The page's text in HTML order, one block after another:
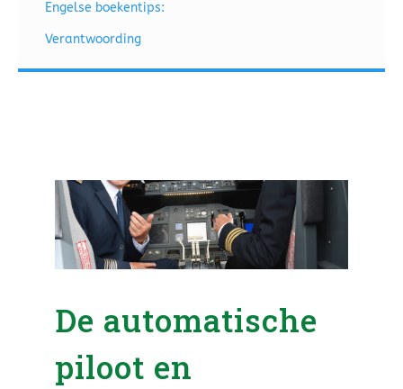
Engelse boekentips:
Verantwoording
De automatische
piloot en